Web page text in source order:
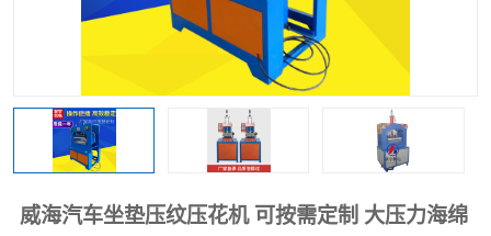
威海汽车坐垫压纹压花机 可按需定制 大压力海绵